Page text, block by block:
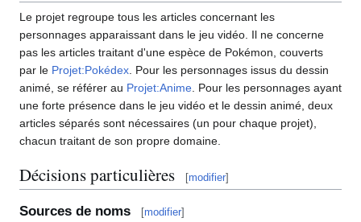
Le projet regroupe tous les articles concernant les
personnages apparaissant dans le jeu vidéo. Il ne concerne
pas les articles traitant d'une espèce de Pokémon, couverts
par le Projet:Pokédex . Pour les personnages issus du dessin
animé, se référer au Projet:Anime . Pour les personnages ayant
une forte présence dans le jeu vidéo et le dessin animé, deux
articles séparés sont nécessaires (un pour chaque projet),
chacun traitant de son propre domaine.
Décisions particulières [modifier]
Sources de noms [modifier]